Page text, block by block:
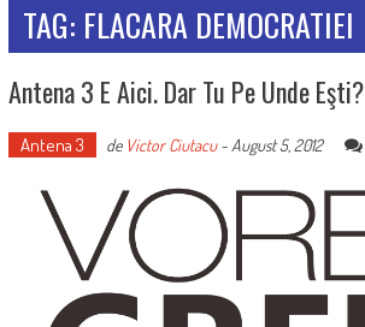
TAG: FLACARA DEMOCRATIEI
Antena 3 E Aici. Dar Tu Pe Unde Eşti?
Antena 3 de Victor Ciutacu-August 5, 2012